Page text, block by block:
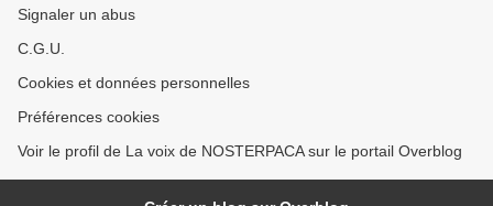
Signaler un abus
C.G.U.
Cookies et données personnelles
Préférences cookies
Voir le profil de La voix de NOSTERPACA sur le portail Overblog